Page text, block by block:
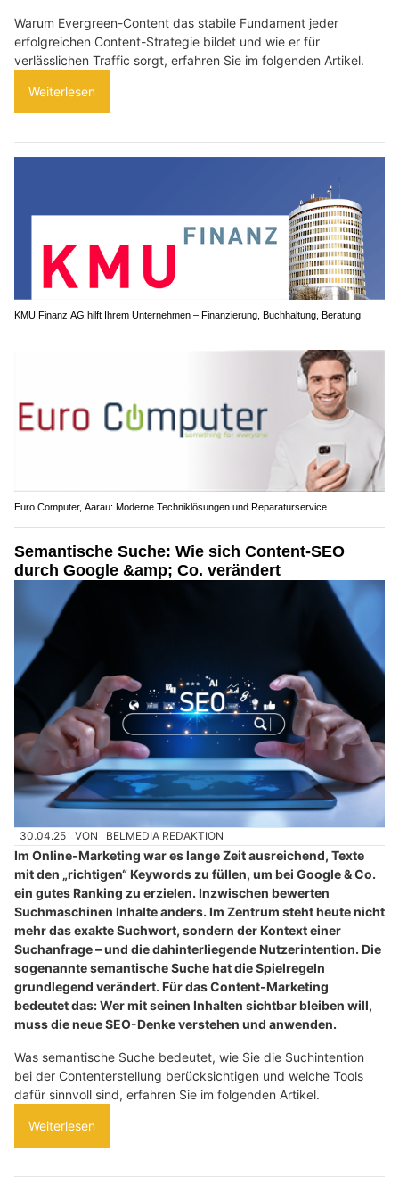
Warum Evergreen-Content das stabile Fundament jeder
erfolgreichen Content-Strategie bildet und wie er für
verlässlichen Traffic sorgt, erfahren Sie im folgenden Artikel.
Weiterlesen
KMU Finanz AG hilft Ihrem Unternehmen – Finanzierung, Buchhaltung, Beratung
Euro Computer, Aarau: Moderne Techniklösungen und Reparaturservice
Semantische Suche: Wie sich Content-SEO
durch Google &amp; Co. verändert
30.04.25 VON BELMEDIA REDAKTION
Im Online-Marketing war es lange Zeit ausreichend, Texte
mit den „richtigen“ Keywords zu füllen, um bei Google & Co.
ein gutes Ranking zu erzielen. Inzwischen bewerten
Suchmaschinen Inhalte anders. Im Zentrum steht heute nicht
mehr das exakte Suchwort, sondern der Kontext einer
Suchanfrage – und die dahinterliegende Nutzerintention. Die
sogenannte semantische Suche hat die Spielregeln
grundlegend verändert. Für das Content-Marketing
bedeutet das: Wer mit seinen Inhalten sichtbar bleiben will,
muss die neue SEO-Denke verstehen und anwenden.
Was semantische Suche bedeutet, wie Sie die Suchintention
bei der Contenterstellung berücksichtigen und welche Tools
dafür sinnvoll sind, erfahren Sie im folgenden Artikel.
Weiterlesen